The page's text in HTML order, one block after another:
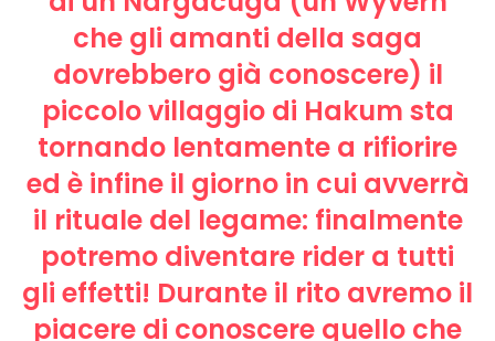
che gli amanti della saga
dovrebbero già conoscere) il
piccolo villaggio di Hakum sta
tornando lentamente a rifiorire
ed è infine il giorno in cui avverrà
il rituale del legame: finalmente
potremo diventare rider a tutti
gli effetti! Durante il rito avremo il
piacere di conoscere quello che